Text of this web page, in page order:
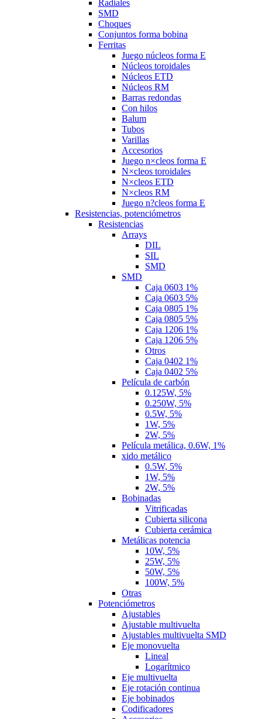
Radiales
SMD
Choques
Conjuntos forma bobina
Ferritas
Juego núcleos forma E
Núcleos toroidales
Núcleos ETD
Núcleos RM
Barras redondas
Con hilos
Balum
Tubos
Varillas
Accesorios
Juego n×cleos forma E
N×cleos toroidales
N×cleos ETD
N×cleos RM
Juego n?cleos forma E
Resistencias, potenciómetros
Resistencias
Arrays
DIL
SIL
SMD
SMD
Caja 0603 1%
Caja 0603 5%
Caja 0805 1%
Caja 0805 5%
Caja 1206 1%
Caja 1206 5%
Otros
Caja 0402 1%
Caja 0402 5%
Película de carbón
0.125W, 5%
0.250W, 5%
0.5W, 5%
1W, 5%
2W, 5%
Película metálica, 0.6W, 1%
xido metálico
0.5W, 5%
1W, 5%
2W, 5%
Bobinadas
Vitrificadas
Cubierta silicona
Cubierta cerámica
Metálicas potencia
10W, 5%
25W, 5%
50W, 5%
100W, 5%
Otras
Potenciómetros
Ajustables
Ajustable multivuelta
Ajustables multivuelta SMD
Eje monovuelta
Lineal
Logarítmico
Eje multivuelta
Eje rotación continua
Eje bobinados
Codificadores